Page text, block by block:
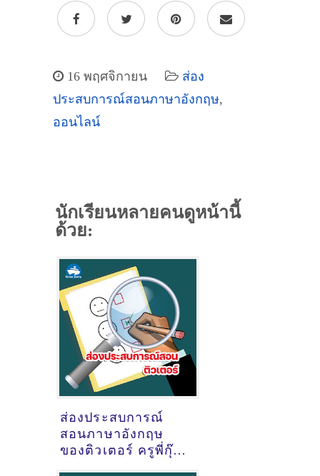
16 พฤศจิกายน
ส่อง
ประสบการณ์สอนภาษาอังกฤษ,
ออนไลน์
นักเรียนหลายคนดูหน้านี้
ด้วย:
ส่องประสบการณ์
สอนภาษาอังกฤษ
ของติวเตอร์ ครูพี่กุ๊ก